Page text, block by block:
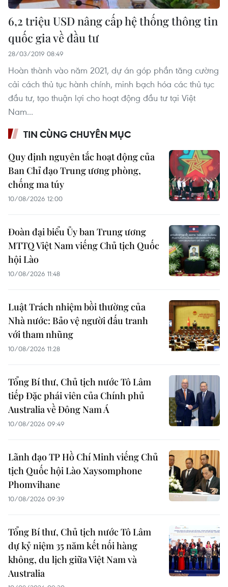
6,2 triệu USD nâng cấp hệ thống thông tin
quốc gia về đầu tư
28/03/2019 08:49
Hoàn thành vào năm 2021, dự án góp phần tăng cường
cải cách thủ tục hành chính, minh bạch hóa các thủ tục
đầu tư, tạo thuận lợi cho hoạt động đầu tư tại Việt
Nam...
TIN CÙNG CHUYÊN MỤC
Quy định nguyên tắc hoạt động của
Ban Chỉ đạo Trung ương phòng,
chống ma túy
10/08/2026 12:00
Đoàn đại biểu Ủy ban Trung ương
MTTQ Việt Nam viếng Chủ tịch Quốc
hội Lào
10/08/2026 11:48
Luật Trách nhiệm bồi thường của
Nhà nước: Bảo vệ người đấu tranh
với tham nhũng
10/08/2026 11:28
Tổng Bí thư, Chủ tịch nước Tô Lâm
tiếp Đặc phái viên của Chính phủ
Australia về Đông Nam Á
10/08/2026 09:49
Lãnh đạo TP Hồ Chí Minh viếng Chủ
tịch Quốc hội Lào Xaysomphone
Phomvihane
10/08/2026 09:39
Tổng Bí thư, Chủ tịch nước Tô Lâm
dự kỷ niệm 35 năm kết nối hàng
không, du lịch giữa Việt Nam và
Australia